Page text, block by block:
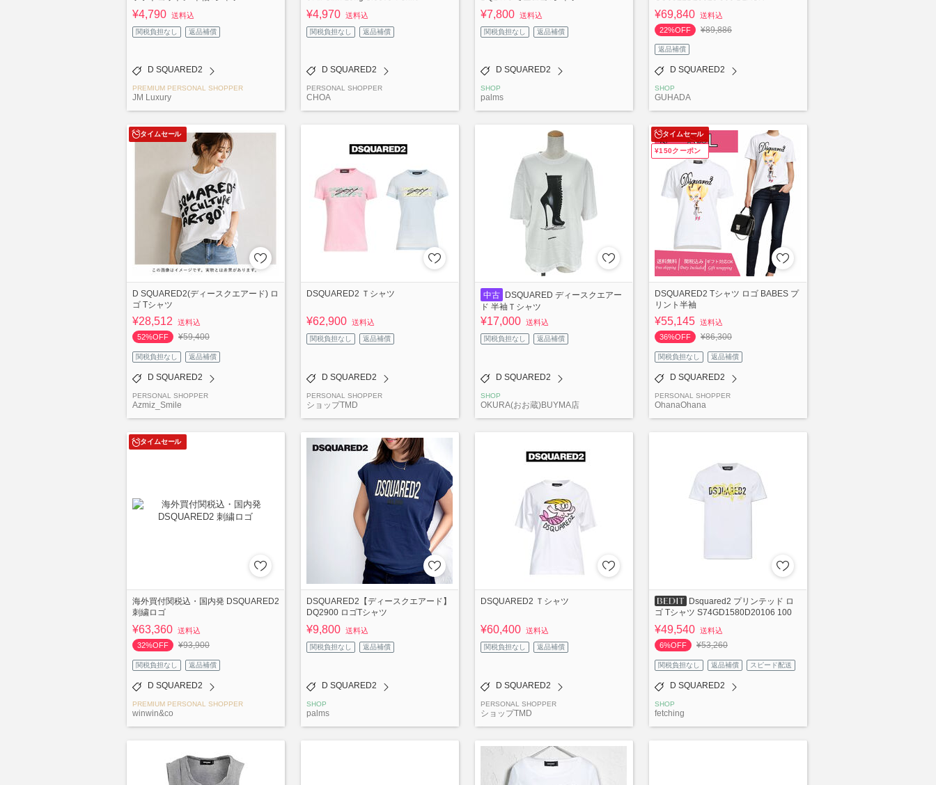
¥4,790 送料込
関税負担なし 返品補償
D SQUARED2
PREMIUM PERSONAL SHOPPER
JM Luxury
¥4,970 送料込
関税負担なし 返品補償
D SQUARED2
PERSONAL SHOPPER
CHOA
¥7,800 送料込
関税負担なし 返品補償
D SQUARED2
SHOP
palms
¥69,840 送料込
22%OFF
¥89,886
返品補償
D SQUARED2
SHOP
GUHADA
タイムセール
D SQUARED2(ディースクエアード) ロ
ゴ Tシャツ
¥28,512
送料込
52%OFF
¥59,400
関税負担なし 返品補償
D SQUARED2
PERSONAL SHOPPER
Azmiz_Smile
DSQUARED2 Ｔシャツ
¥62,900 送料込
関税負担なし 返品補償
D SQUARED2
PERSONAL SHOPPER
ショップTMD
中古
DSQUARED ディースクエアー
ド 半袖Ｔシャツ
¥17,000 送料込
関税負担なし 返品補償
D SQUARED2
SHOP
OKURA(おお蔵)BUYMA店
タイムセール
¥150クーポン
DSQUARED2 Tシャツ ロゴ BABES プ
リント半袖
¥55,145 送料込
36%OFF
¥86,300
関税負担なし 返品補償
D SQUARED2
PERSONAL SHOPPER
OhanaOhana
タイムセール
海外買付関税込・国内発 DSQUARED2
刺繍ロゴ
¥63,360 送料込
32%OFF
¥93,900
関税負担なし 返品補償
D SQUARED2
PREMIUM PERSONAL SHOPPER
winwin&co
DSQUARED2【ディースクエアード】
DQ2900 ロゴTシャツ
¥9,800 送料込
関税負担なし 返品補償
D SQUARED2
SHOP
palms
DSQUARED2 Ｔシャツ
¥60,400 送料込
関税負担なし 返品補償
D SQUARED2
PERSONAL SHOPPER
ショップTMD
Dsquared2 プリンテッド ロ
ゴ Tシャツ S74GD1580D20106 100
¥49,540 送料込
6%OFF
¥53,260
関税負担なし 返品補償 スピード配送
D SQUARED2
SHOP
fetching